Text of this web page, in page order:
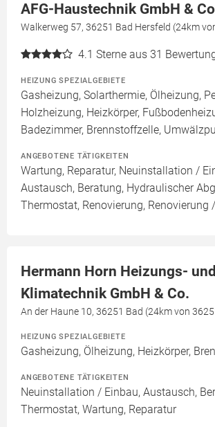
AFG-Haustechnik GmbH &
Walkerweg 57, 36251 Bad Hersfeld (24km
4.1 Sterne aus 31
HEIZUNG SPEZIALGEBIETE
Gasheizung, Solarthermie, Ölheizung,
Holzheizung, Heizkörper,
Badezimmer, Brennstoffzelle,
ANGEBOTENE TÄTIGKEITEN
Wartung, Reparatur, Neuinstallation /
Austausch, Beratung, Hydraulischer
Thermostat, Renovierung, Renovierung
Hermann Horn Heizungs- und
Klimatechnik GmbH & Co.
An der Haune 10, 36251 Bad (24km von
HEIZUNG SPEZIALGEBIETE
Gasheizung, Ölheizung, Heizkörper,
ANGEBOTENE TÄTIGKEITEN
Neuinstallation / Einbau, Austausch,
Thermostat, Wartung, Reparatur